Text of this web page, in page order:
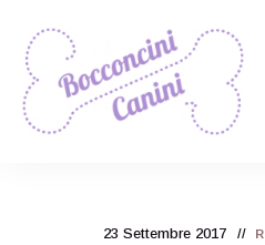
23 Settembre 2017